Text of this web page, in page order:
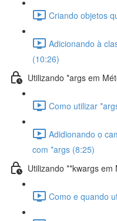
Criando objetos
Adicionando à
(10:26)
Utilizando *args em
Como utilizar
Adidionando o
com *args (8:25)
Utilizando **kwargs
Como e quando